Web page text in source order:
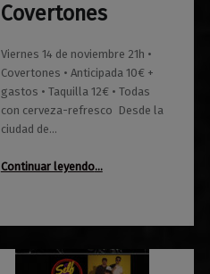
Covertones
Viernes 14 de noviembre 21h •
Covertones • Anticipada 10€ +
gastos • Taquilla 12€ • Todas
con cerveza-refresco Desde la
ciudad de…
Continuar leyendo…
01/10/2025
0
Maravillas